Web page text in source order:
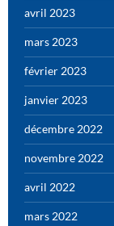
avril 2023
mars 2023
février 2023
janvier 2023
décembre 2022
novembre 2022
avril 2022
mars 2022